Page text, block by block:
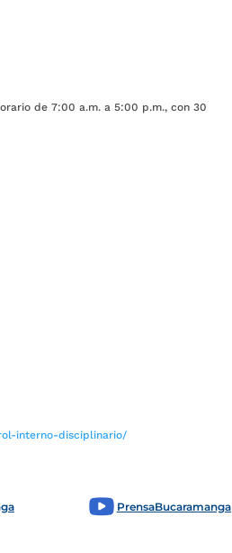
de 7:00 a.m. a 5:00 p.m., con 30
interno-disciplinario/
PrensaBucaramanga